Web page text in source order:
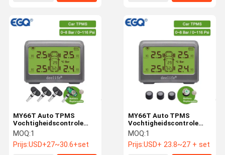
MY66T Auto TPMS
Vochtigheidscontrole
banddruk 433MHz
Interne sensor
MOQ:1
Prijs:USD+27~30.6+set
MY66T Auto TPMS
Vochtigheidscontrole
banddruk 433MHz
Externe sensor
MOQ:1
Prijs:USD+ 23.8~27 + set